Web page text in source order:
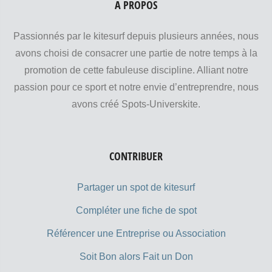
A PROPOS
Passionnés par le kitesurf depuis plusieurs années, nous
avons choisi de consacrer une partie de notre temps à la
promotion de cette fabuleuse discipline. Alliant notre
passion pour ce sport et notre envie d’entreprendre, nous
avons créé Spots-Universkite.
CONTRIBUER
Partager un spot de kitesurf
Compléter une fiche de spot
Référencer une Entreprise ou Association
Soit Bon alors Fait un Don